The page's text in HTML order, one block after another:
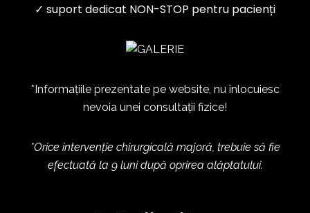
✓ suport dedicat NON-STOP pentru pacienți
*Informațiile prezentate pe website, nu înlocuiesc
nevoia unei consultații fizice!
*Orice intervenție chirurgicală majoră, trebuie să fie
efectuată la 9 luni după oprirea alăptatului.